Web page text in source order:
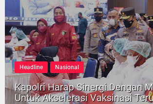
Headline Nasional
Kapolri Harap Sinergi Dengan
Untuk Akselerasi Vaksinasi